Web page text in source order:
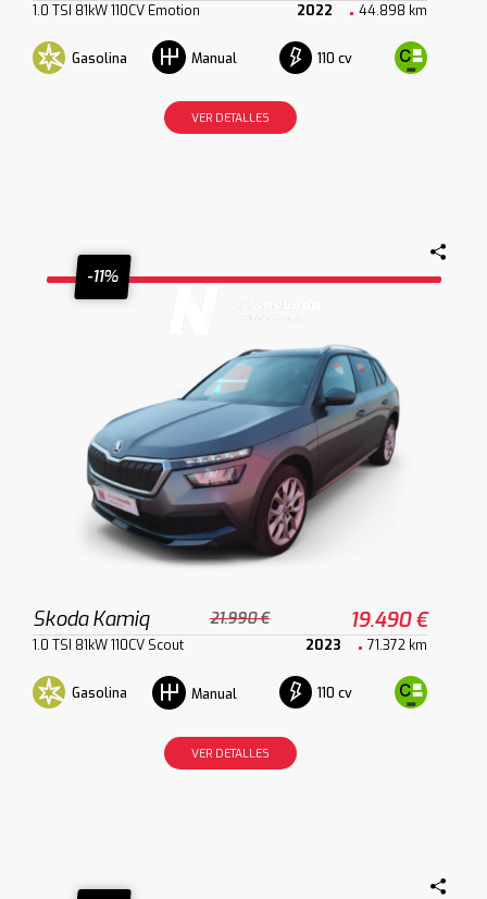
1.0 TSI 81kW 110CV Emotion 2022 44.898 km
Gasolina Manual 110 cv
VER DETALLES
-11%
Skoda Kamiq 21.990 € 19.490 €
1.0 TSI 81kW 110CV Scout 2023 71.372 km
Gasolina Manual 110 cv
VER DETALLES